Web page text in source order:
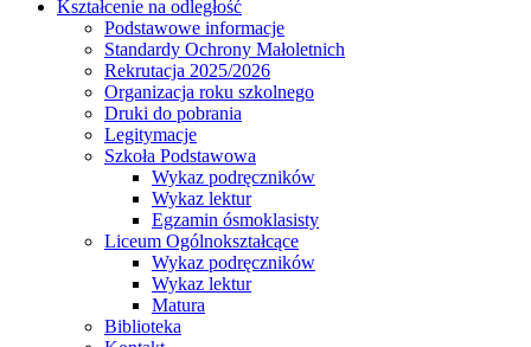
Kształcenie na odległość
Podstawowe informacje
Standardy Ochrony Małoletnich
Rekrutacja 2025/2026
Organizacja roku szkolnego
Druki do pobrania
Legitymacje
Szkoła Podstawowa
Wykaz podręczników
Wykaz lektur
Egzamin ósmoklasisty
Liceum Ogólnokształcące
Wykaz podręczników
Wykaz lektur
Matura
Biblioteka